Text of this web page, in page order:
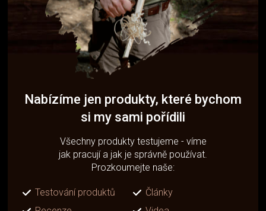
Nabízíme jen produkty, které bychom
si my sami pořídili
Všechny produkty testujeme - víme
jak pracují a jak je správně používat.
Prozkoumejte naše:
Testování produktů
Články